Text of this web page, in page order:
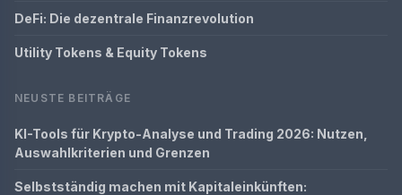
DeFi: Die dezentrale Finanzrevolution
Utility Tokens & Equity Tokens
NEUSTE BEITRÄGE
KI-Tools für Krypto-Analyse und Trading 2026: Nutzen,
Auswahlkriterien und Grenzen
Selbstständig machen mit Kapitaleinkünften: